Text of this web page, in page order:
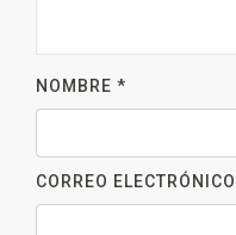
NOMBRE *
CORREO ELECTRÓNICO